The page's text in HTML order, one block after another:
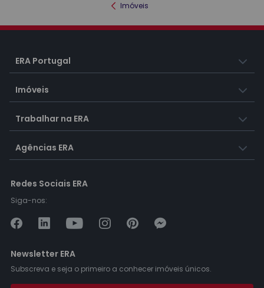
Imóveis
ERA Portugal
Imóveis
Trabalhar na ERA
Agências ERA
Redes Sociais ERA
Siga-nos:
Newsletter ERA
Subscreva e seja o primeiro a conhecer imóveis únicos.